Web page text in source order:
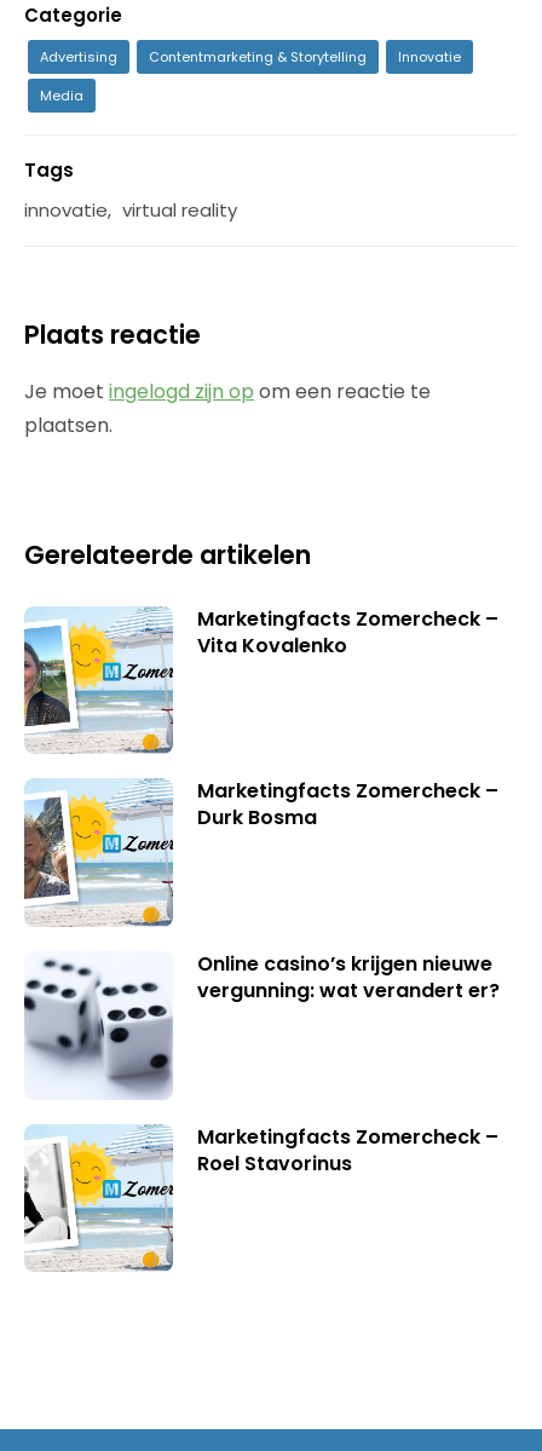
Categorie
Advertising Contentmarketing & Storytelling
Innovatie
Media
Tags
innovatie, virtual reality
Plaats reactie
Je moet ingelogd zijn op om een reactie te
plaatsen.
Gerelateerde artikelen
Marketingfacts Zomercheck –
Vita Kovalenko
Marketingfacts Zomercheck –
Durk Bosma
Online casino’s krijgen nieuwe
vergunning: wat verandert er?
Marketingfacts Zomercheck –
Roel Stavorinus